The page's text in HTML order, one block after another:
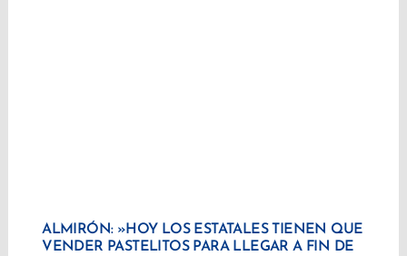
ALMIRÓN: »HOY LOS ESTATALES TIENEN QUE
VENDER PASTELITOS PARA LLEGAR A FIN DE